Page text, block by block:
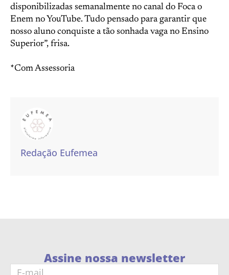
disponibilizadas semanalmente no canal do Foca o
Enem no YouTube. Tudo pensado para garantir que
nosso aluno conquiste a tão sonhada vaga no Ensino
Superior”, frisa.
*Com Assessoria
Redação Eufemea
Assine nossa newsletter